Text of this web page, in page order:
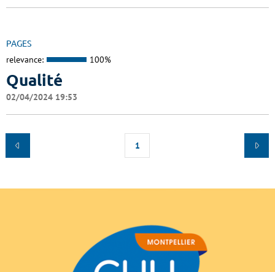
PAGES
relevance: 100%
Qualité
02/04/2024 19:53
1